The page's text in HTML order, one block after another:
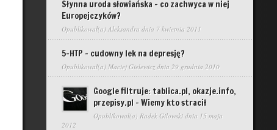
Słynna uroda słowiańska – co zachwyca w niej
Europejczyków?
Opublikował(a) Aleksandra dnia 7 kwietnia 2011
5-HTP – cudowny lek na depresję?
Opublikował(a) Maciej Gielewiczdnia 29 grudnia 2010
Google filtruje: tablica.pl, okazje.info,
przepisy.pl – Wiemy kto stracił
Opublikował(a) Radek Gilowskidnia 15 maja
2012